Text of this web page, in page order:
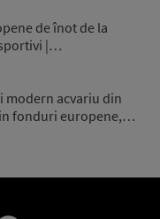
de înot de la
sportivi |…
modern acvariu din
fonduri europene,…